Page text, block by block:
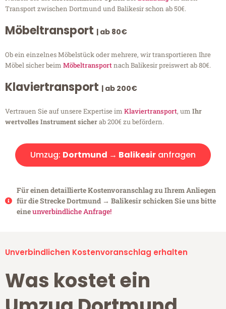
Transport zwischen Dortmund und Balikesir schon ab 50€.
Möbeltransport | ab 80€
Ob ein einzelnes Möbelstück oder mehrere, wir transportieren Ihre
Möbel sicher beim Möbeltransportnach Balikesir preiswert ab 80€.
Klaviertransport | ab 200€
Vertrauen Sie auf unsere Expertise im Klaviertransport, um Ihr
wertvolles Instrument sicherab 200€ zu befördern.
Umzug: Dortmund → Balikesir anfragen
Für einen detaillierte Kostenvoranschlag zu Ihrem Anliegen
für die Strecke Dortmund → Balikesir schicken Sie uns bitte
eineunverbindliche Anfrage!
Unverbindlichen Kostenvoranschlag erhalten
Was kostet ein